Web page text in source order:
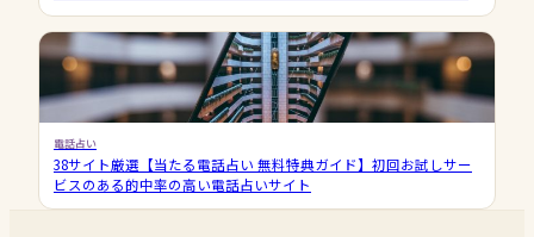
電話占い
38サイト厳選【当たる電話占い 無料特典ガイド】初回お試しサー
ビスのある的中率の高い電話占いサイト